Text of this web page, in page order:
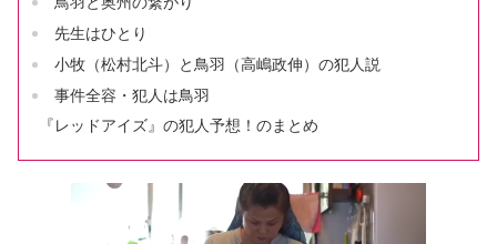
先生はひとり
小牧（松村北斗）と鳥羽（高嶋政伸）の犯人説
事件全容・犯人は鳥羽
『レッドアイズ』の犯人予想！のまとめ